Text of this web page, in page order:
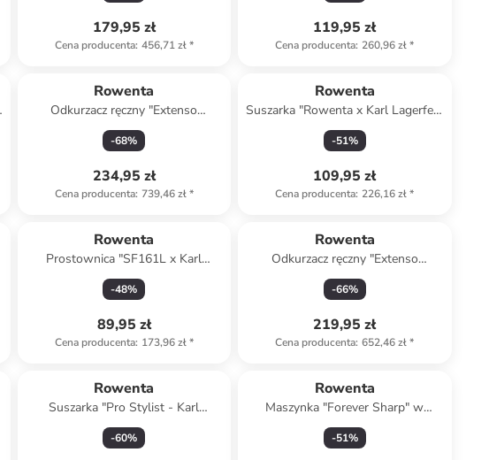
179,95 zł
Cena producenta: 456,71 zł*
119,95 zł
Cena producenta: 260,96 zł*
Rowenta
Odkurzacz ręczny "Extenso
Cyclonic" w kolorze srebrno-
czarnym
-68%
234,95 zł
Cena producenta: 739,46 zł*
Rowenta
Suszarka "Rowenta x Karl Lagerfeld
- Studio Dry" w kolorze czarnym
-51%
109,95 zł
Cena producenta: 226,16 zł*
Rowenta
Prostownica "SF161L x Karl
Lagerfeld Easyliss" do włosów
-48%
89,95 zł
Cena producenta: 173,96 zł*
Rowenta
Odkurzacz ręczny "Extenso
Cyclonic" w kolorze niebiesko-
białym
-66%
219,95 zł
Cena producenta: 652,46 zł*
Rowenta
Suszarka "Pro Stylist - Karl
Lagerfeld" w kolorze czarnym
-60%
Rowenta
Maszynka "Forever Sharp" w
kolorze czarnym
-51%